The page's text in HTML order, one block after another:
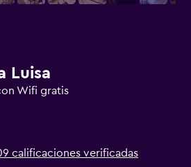
Luisa
Wifi gratis
calificaciones verificadas